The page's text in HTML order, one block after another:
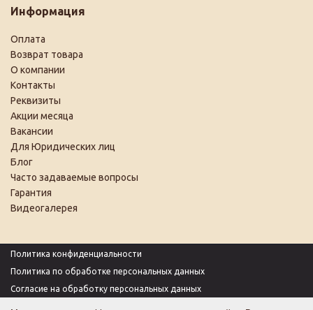
Информация
Оплата
Возврат товара
О компании
Контакты
Реквизиты
Акции месяца
Вакансии
Для Юридических лиц
Блог
Часто задаваемые вопросы
Гарантия
Видеогалерея
Политика конфиденциальности
Политика по обработке персональных данных
Согласие на обработку персональных данных